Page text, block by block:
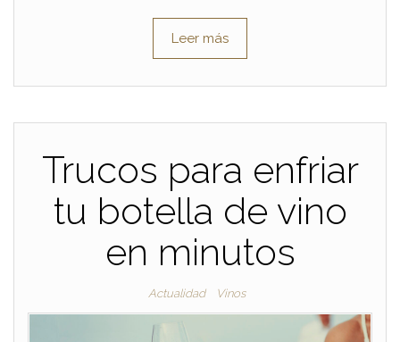
Leer más
Trucos para enfriar
tu botella de vino
en minutos
Actualidad Vinos